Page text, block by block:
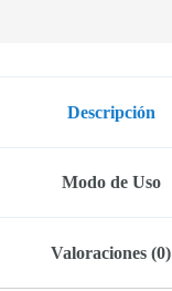
Descripción
Modo de Uso
Valoraciones (0)